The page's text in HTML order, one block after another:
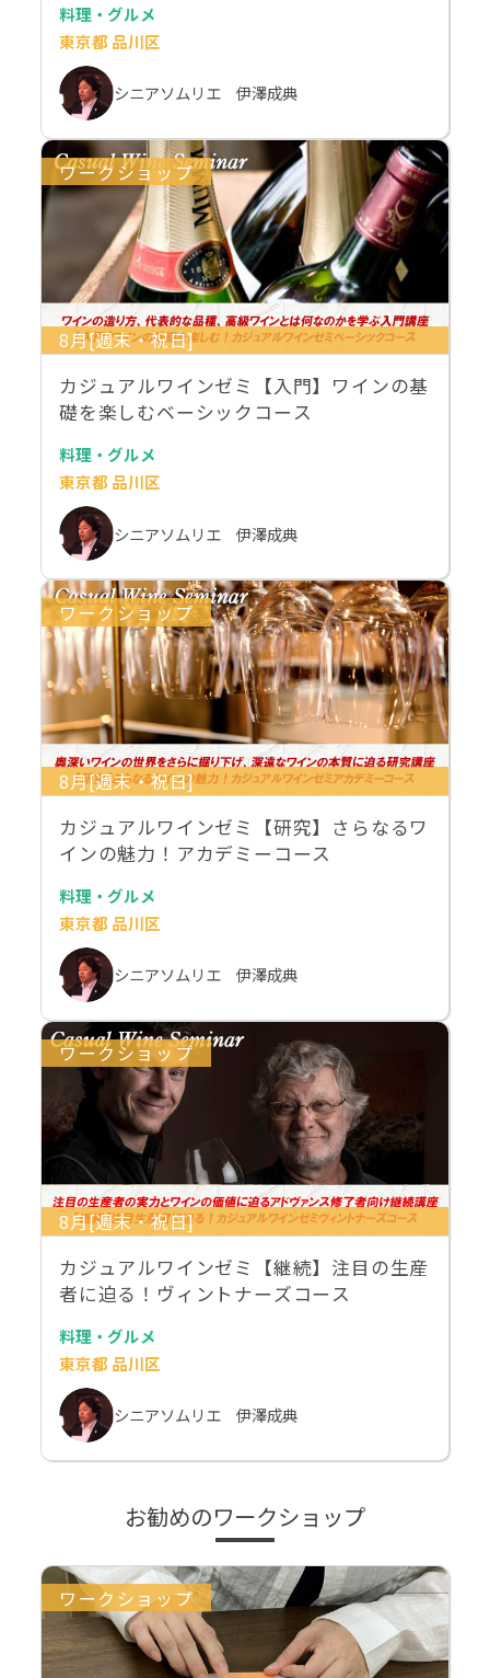
料理・グルメ
東京都 品川区
シニアソムリエ 伊澤成典
ワークショップ
8月[週末・祝日]
カジュアルワインゼミ【入門】ワインの基
礎を楽しむベーシックコース
料理・グルメ
東京都 品川区
シニアソムリエ 伊澤成典
ワークショップ
8月[週末・祝日]
カジュアルワインゼミ【研究】さらなるワ
インの魅力！アカデミーコース
料理・グルメ
東京都 品川区
シニアソムリエ 伊澤成典
ワークショップ
8月[週末・祝日]
カジュアルワインゼミ【継続】注目の生産
者に迫る！ヴィントナーズコース
料理・グルメ
東京都 品川区
シニアソムリエ 伊澤成典
お勧めのワークショップ
ワークショップ